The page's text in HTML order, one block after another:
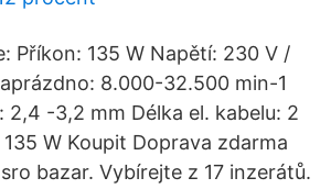
Příkon: 135 W Napětí: 230 V /
8.000-32.500 min-1
2,4 -3,2 mm Délka el. kabelu: 2
W Koupit Doprava zdarma
bazar. Vybírejte z 17 inzerátů.